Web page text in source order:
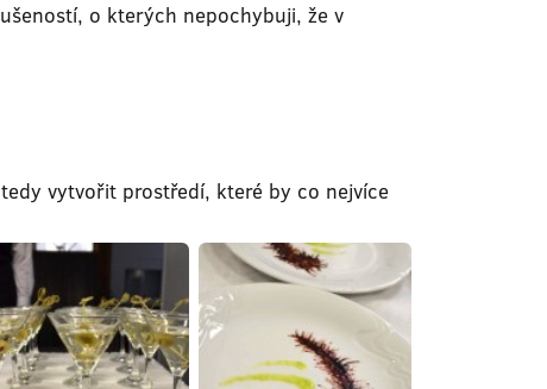
o kterých nepochybuji, že v
vytvořit prostředí, které by co nejvíce